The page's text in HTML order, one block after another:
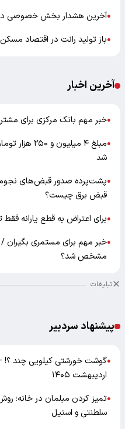
●آخرین هشدار بخش خصوصی
●باز تولید رانت در اقتصاد مسکن
آخرین اخبار
●خبر مهم بانک مرکزی برای
●
مبلغ ۴
شد
●پشت‌پرده صدور قبض‌های
قبض برق چیست؟
●برای اعتراض به قطع یارانه
●خبر مهم برای مستمری بگیران
مشخص شد؟
تبلیغات
پیشنهاد سردبیر
●
اردیبهشت ۱۴۰۵
●تمیز کردن مبلمان در خانه؛
سلطنتی و استیل